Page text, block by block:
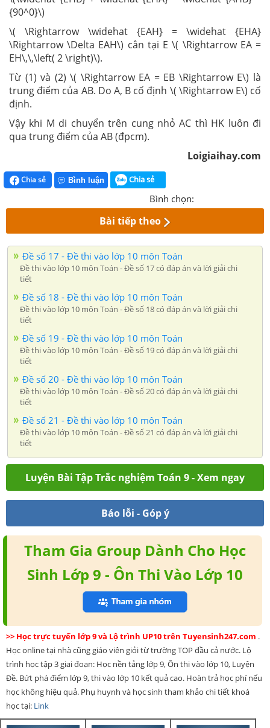
{90^0}\)
\( \Rightarrow \widehat {EAH} = \widehat {EHA}
\Rightarrow \Delta EAH\) cân tại E \( \Rightarrow EA =
EH\,\,\left( 2 \right)\).
Từ (1) và (2) \( \Rightarrow EA = EB \Rightarrow E\) là
trung điểm của AB. Do A, B cố định \( \Rightarrow E\) cố
định.
Vậy khi M di chuyển trên cung nhỏ AC thì HK luôn đi
qua trung điểm của AB (đpcm).
Loigiaihay.com
Chia sẻ Bình luận Chia sẻ
Bình chọn:
Bài tiếp theo
Đề số 17 - Đề thi vào lớp 10 môn Toán
Đề thi vào lớp 10 môn Toán - Đề số 17 có đáp án và lời giải chi
tiết
Đề số 18 - Đề thi vào lớp 10 môn Toán
Đề thi vào lớp 10 môn Toán - Đề số 18 có đáp án và lời giải chi
tiết
Đề số 19 - Đề thi vào lớp 10 môn Toán
Đề thi vào lớp 10 môn Toán - Đề số 19 có đáp án và lời giải chi
tiết
Đề số 20 - Đề thi vào lớp 10 môn Toán
Đề thi vào lớp 10 môn Toán - Đề số 20 có đáp án và lời giải chi
tiết
Đề số 21 - Đề thi vào lớp 10 môn Toán
Đề thi vào lớp 10 môn Toán - Đề số 21 có đáp án và lời giải chi
tiết
Luyện Bài Tập Trắc nghiệm Toán 9 - Xem ngay
Báo lỗi - Góp ý
Tham Gia Group Dành Cho Học
Sinh Lớp 9 - Ôn Thi Vào Lớp 10
>> Học trực tuyến lớp 9 và Lộ trình UP10 trên Tuyensinh247.com .
Học online tại nhà cũng giáo viên giỏi từ trường TOP đầu cả nước. Lộ
trình học tập 3 giai đoạn: Học nền tảng lớp 9, Ôn thi vào lớp 10, Luyện
Đề. Bứt phá điểm lớp 9, thi vào lớp 10 kết quả cao. Hoàn trả học phí nếu
học không hiệu quả. Phụ huynh và học sinh tham khảo chi tiết khoá
học tại: Link